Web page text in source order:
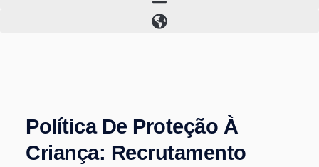
Política De Proteção À
Criança: Recrutamento